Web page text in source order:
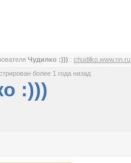
Чудилко :))) : chudilko.www.nn.ru
более 1 года назад
:)))